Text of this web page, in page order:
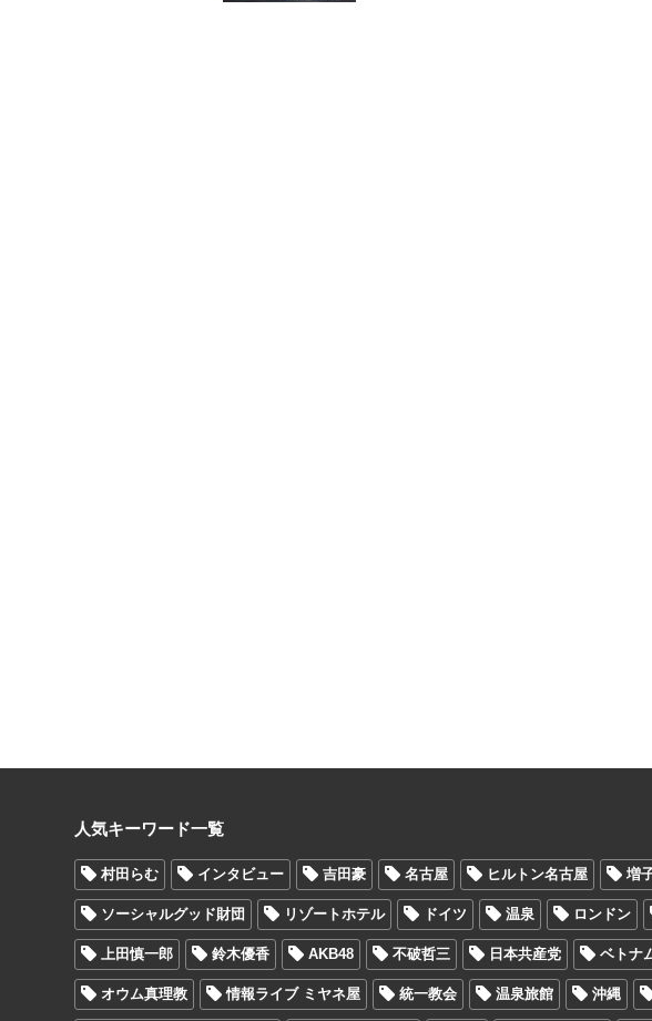
人気キーワード一覧
村田らむ インタビュー 吉田豪 名古屋 ヒルトン名古屋 増
ソーシャルグッド財団 リゾートホテル ドイツ 温泉 ロンドン
上田慎一郎 鈴木優香 AKB48 不破哲三 日本共産党 ベトナ
オウム真理教 情報ライブ ミヤネ屋 統一教会 温泉旅館 沖縄